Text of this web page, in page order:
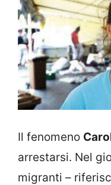
Il fenomeno
arrestarsi. Nel
migranti –